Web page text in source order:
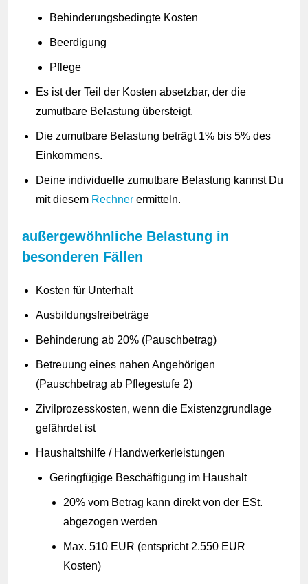
Behinderungsbedingte Kosten
Beerdigung
Pflege
Es ist der Teil der Kosten absetzbar, der die
zumutbare Belastung übersteigt.
Die zumutbare Belastung beträgt 1% bis 5% des
Einkommens.
Deine individuelle zumutbare Belastung kannst Du
mit diesem Rechner ermitteln.
außergewöhnliche Belastung in
besonderen Fällen
Kosten für Unterhalt
Ausbildungsfreibeträge
Behinderung ab 20% (Pauschbetrag)
Betreuung eines nahen Angehörigen
(Pauschbetrag ab Pflegestufe 2)
Zivilprozesskosten, wenn die Existenzgrundlage
gefährdet ist
Haushaltshilfe / Handwerkerleistungen
Geringfügige Beschäftigung im Haushalt
20% vom Betrag kann direkt von der ESt.
abgezogen werden
Max. 510 EUR (entspricht 2.550 EUR
Kosten)